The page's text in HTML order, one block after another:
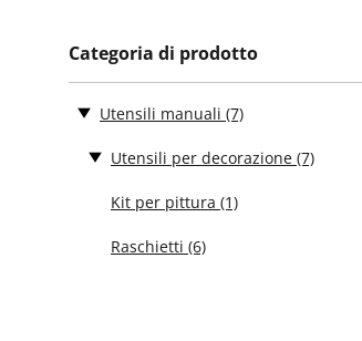
Categoria di prodotto
Utensili manuali (7)
Utensili per decorazione (7)
Kit per pittura (1)
Raschietti (6)